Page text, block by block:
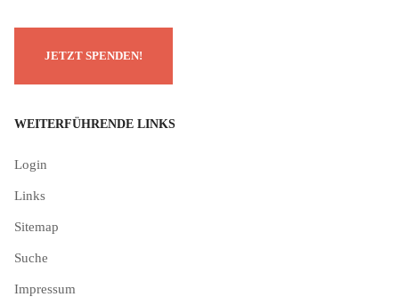
WEITERFÜHRENDE LINKS
Login
Links
Sitemap
Suche
Impressum